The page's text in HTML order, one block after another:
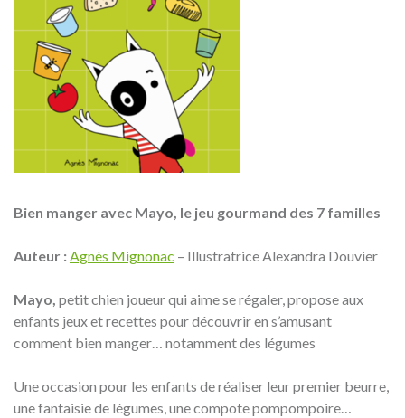
Bien manger avec Mayo, le jeu gourmand des 7 familles
Auteur :Agnès Mignonac – Illustratrice Alexandra Douvier
Mayo, petit chien joueur qui aime se régaler, propose aux
enfants jeux et recettes pour découvrir en s’amusant
comment bien manger… notamment des légumes
Une occasion pour les enfants de réaliser leur premier beurre,
une fantaisie de légumes, une compote pompompoire…